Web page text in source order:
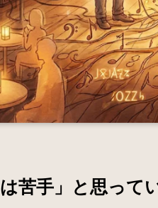
は苦手」と思って